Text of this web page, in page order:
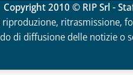
Copyright 2010 © RIP Srl -
riproduzione, ritrasmissione,
di diffusione delle notizie o